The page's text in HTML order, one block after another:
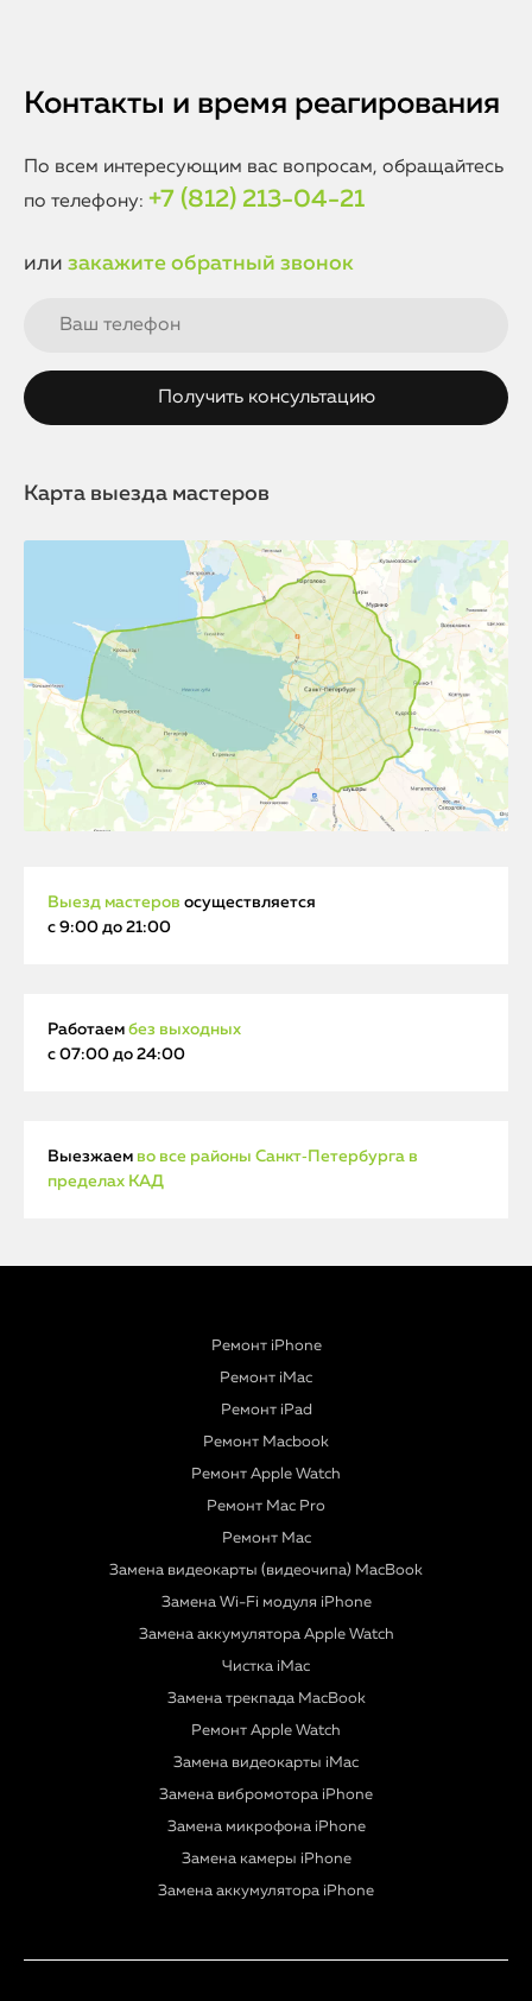
Контакты и время реагирования
По всем интересующим вас вопросам, обращайтесь
по телефону: +7 (812) 213-04-21
или закажите обратный звонок
Карта выезда мастеров
Выезд мастеров осуществляется
с 9:00 до 21:00
Работаем без выходных
с 07:00 до 24:00
Выезжаем во все районы Санкт‑Петербурга в
пределах КАД
Ремонт iPhone
Ремонт iMac
Ремонт iPad
Ремонт Macbook
Ремонт Apple Watch
Ремонт Mac Pro
Ремонт Mac
Замена видеокарты (видеочипа) MacBook
Замена Wi-Fi модуля iPhone
Замена аккумулятора Apple Watch
Чистка iMac
Замена трекпада MacBook
Ремонт Apple Watch
Замена видеокарты iMac
Замена вибромотора iPhone
Замена микрофона iPhone
Замена камеры iPhone
Замена аккумулятора iPhone